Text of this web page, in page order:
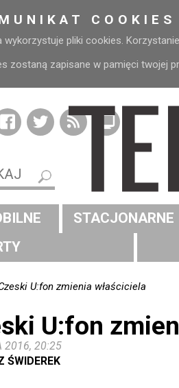
COOKIES
wykorzystuje pliki cookies.
zostaną zapisane w pamięci twojej
STACJONARNE
U:fon zmienia właściciela
U:fon
2016, 20:25
ŚWIDEREK